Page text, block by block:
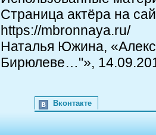
Страница актёра на
https://mbronnaya.ru/
Наталья Южина,
Бирюлеве…"»,
Вконтакте